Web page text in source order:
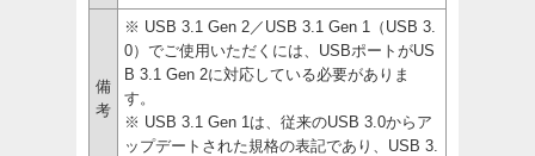
備
考
※ USB 3.1 Gen 2／USB 3.1 Gen 1（USB 3.
0）でご使用いただくには、USBポートがUS
B 3.1 Gen 2に対応している必要がありま
す。
※ USB 3.1 Gen 1は、従来のUSB 3.0からア
ップデートされた規格の表記であり、USB 3.